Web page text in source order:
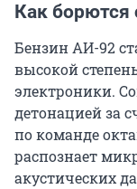
Как борются
Бензин АИ-92
высокой
электроники.
детонацией за
по команде
распознает
акустических